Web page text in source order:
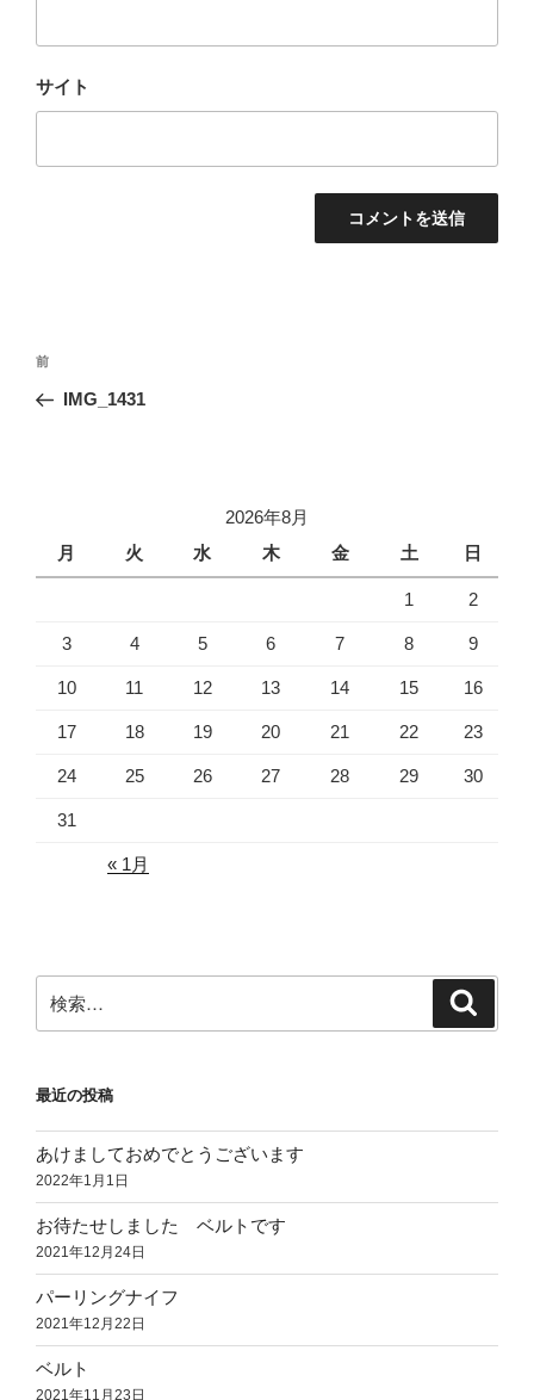
サイト
投
ナ
ョ
前
の
前
IMG_1431
2026年8月
月
火 水 木 金 土 日
1 2
3 4 5 6 7 8 9
10 11 12 13 14 15 16
17 18 19 20 21 22 23
24 25 26 27 28 29 30
31
« 1月
索:
最近の投稿
あけましておめでとうございます
2022年1月1日
お待たせしました ベルトです
2021年12月24日
パーリングナイフ
2021年12月22日
ベルト
2021年11月23日